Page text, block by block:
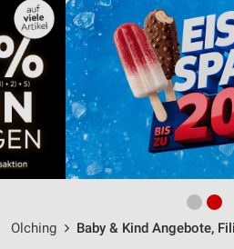
Olching Baby & Kind Angebote,